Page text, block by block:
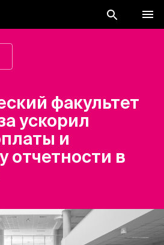
факультет
ускорил
и
отчетности в